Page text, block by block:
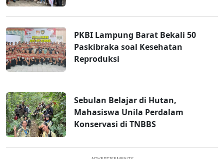
PKBI Lampung Barat Bekali 50
Paskibraka soal Kesehatan
Reproduksi
Sebulan Belajar di Hutan,
Mahasiswa Unila Perdalam
Konservasi di TNBBS